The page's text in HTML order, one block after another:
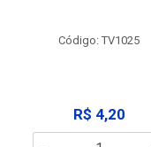
Código: TV1025
R$ 4,20